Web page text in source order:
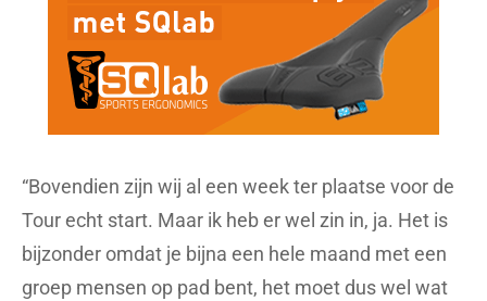
“Bovendien zijn wij al een week ter plaatse voor de
Tour echt start. Maar ik heb er wel zin in, ja. Het is
bijzonder omdat je bijna een hele maand met een
groep mensen op pad bent, het moet dus wel wat